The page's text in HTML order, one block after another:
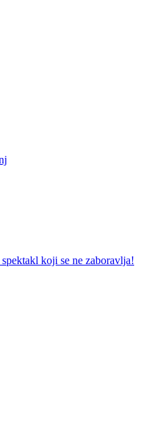
koji se ne zaboravlja!